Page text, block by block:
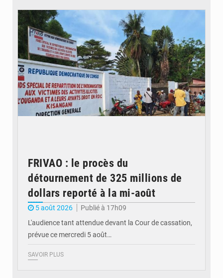
FRIVAO : le procès du
détournement de 325 millions de
dollars reporté à la mi-août
5 août 2026
Publié à 17h09
L'audience tant attendue devant la Cour de cassation,
prévue ce mercredi 5 août…
SAVOIR PLUS